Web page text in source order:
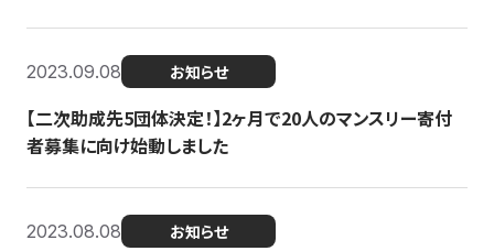
2023.09.08 お知らせ
【二次助成先5団体決定！】2ヶ月で20人のマンスリー寄付
者募集に向け始動しました
2023.08.08 お知らせ